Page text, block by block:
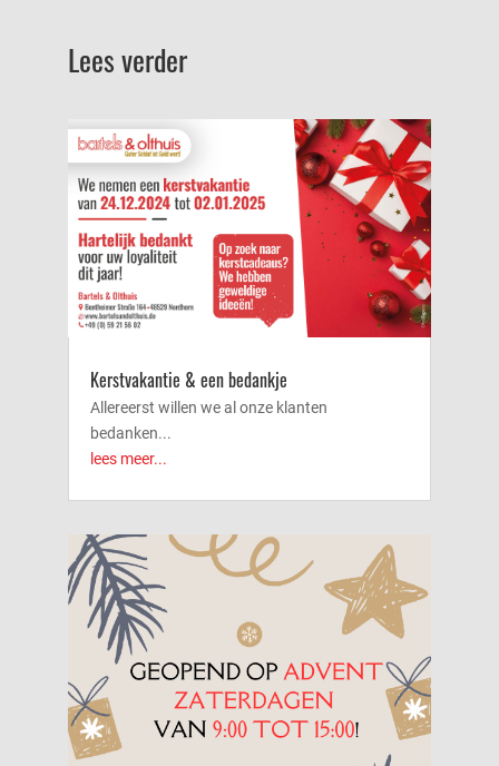
Lees verder
Kerstvakantie & een bedankje
Allereerst willen we al onze klanten
bedanken...
lees meer...